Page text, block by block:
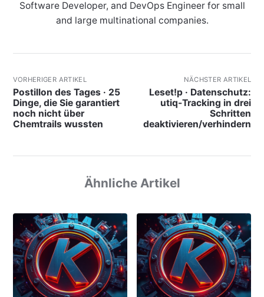
Software Developer, and DevOps Engineer for small
and large multinational companies.
VORHERIGER ARTIKEL
Postillon des Tages · 25
Dinge, die Sie garantiert
noch nicht über
Chemtrails wussten
NÄCHSTER ARTIKEL
Leset!p · Datenschutz:
utiq-Tracking in drei
Schritten
deaktivieren/verhindern
Ähnliche Artikel